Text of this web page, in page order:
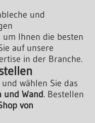
und
Ihnen die besten
auf unsere
in der Branche.
wählen Sie das
und Wand. Bestellen
von